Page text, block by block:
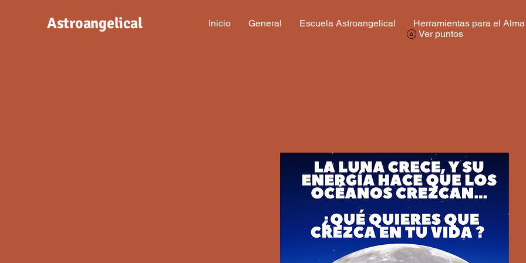
Astroangelical Inicio General Escuela Astroangelical
Herramientas para el Alma
Ver puntos